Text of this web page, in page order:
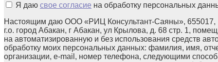
Я даю свое согласие на обработку персональных
Настоящим даю ООО «РИЦ Консультант-Саяны», 655017,
г.о. город Абакан, г Абакан, ул Крылова, д. 68 стр. 1,
на автоматизированную и без использования средств
обработку моих персональных данных: фамилия, имя,
организации, e-mail, номер телефона, следующими